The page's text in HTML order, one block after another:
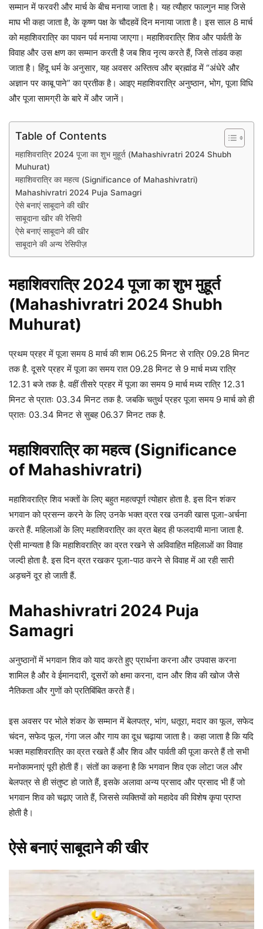
सम्मान में फरवरी और मार्च के बीच मनाया जाता है। यह त्यौहार फाल्गुन माह जिसे
माघ भी कहा जाता है, के कृष्ण पक्ष के चौदहवें दिन मनाया जाता है। इस साल 8 मार्च
को महाशिवरात्रि का पावन पर्व मनाया जाएगा। महाशिवरात्रि शिव और पार्वती के
विवाह और उस क्षण का सम्मान करती है जब शिव नृत्य करते हैं, जिसे तांडव कहा
जाता है। हिंदू धर्म के अनुसार, यह अवसर अस्तित्व और ब्रह्मांड में “अंधेरे और
अज्ञान पर काबू पाने” का प्रतीक है। आइए महाशिवरात्रि अनुष्ठान, भोग, पूजा विधि
और पूजा सामग्री के बारे में और जानें।
Table of Contents
महाशिवरात्रि 2024 पूजा का शुभ मुहूर्त (Mahashivratri 2024 Shubh
Muhurat)
महाशिवरात्रि का महत्व (Significance of Mahashivratri)
Mahashivratri 2024 Puja Samagri
ऐसे बनाएं साबूदाने की खीर
साबूदाना खीर की रेसिपी
ऐसे बनाएं साबूदाने की खीर
साबूदाने की अन्य रेसिपीज़
महाशिवरात्रि 2024 पूजा का शुभ मुहूर्त
(Mahashivratri 2024 Shubh
Muhurat)
प्रथम प्रहर में पूजा समय 8 मार्च की शाम 06.25 मिनट से रात्रि 09.28 मिनट
तक है. दूसरे प्रहर में पूजा का समय रात 09.28 मिनट से 9 मार्च मध्य रात्रि
12.31 बजे तक है. वहीं तीसरे प्रहर में पूजा का समय 9 मार्च मध्य रात्रि 12.31
मिनट से प्रातः 03.34 मिनट तक है. जबकि चतुर्थ प्रहर पूजा समय 9 मार्च को ही
प्रातः 03.34 मिनट से सुबह 06.37 मिनट तक है.
महाशिवरात्रि का महत्व (Significance
of Mahashivratri)
महाशिवरात्रि शिव भक्तों के लिए बहुत महत्वपूर्ण त्योहार होता है. इस दिन शंकर
भगवान को प्रसन्न करने के लिए उनके भक्त व्रत रख उनकी खास पूजा-अर्चना
करते हैं. महिलाओं के लिए महाशिवरात्रि का व्रत बेहद ही फलदायी माना जाता है.
ऐसी मान्यता है कि महाशिवरात्रि का व्रत रखने से अविवाहित महिलाओं का विवाह
जल्दी होता है. इस दिन व्रत रखकर पूजा-पाठ करने से विवाह में आ रही सारी
अड़चनें दूर हो जाती हैं.
Mahashivratri 2024 Puja
Samagri
अनुष्ठानों में भगवान शिव को याद करते हुए प्रार्थना करना और उपवास करना
शामिल है और वे ईमानदारी, दूसरों को क्षमा करना, दान और शिव की खोज जैसे
नैतिकता और गुणों को प्रतिबिंबित करते हैं।
इस अवसर पर भोले शंकर के सम्मान में बेलपत्र, भांग, धतूरा, मदार का फूल, सफेद
चंदन, सफेद फूल, गंगा जल और गाय का दूध चढ़ाया जाता है। कहा जाता है कि यदि
भक्त महाशिवरात्रि का व्रत रखते हैं और शिव और पार्वती की पूजा करते हैं तो सभी
मनोकामनाएं पूरी होती हैं। संतों का कहना है कि भगवान शिव एक लोटा जल और
बेलपत्र से ही संतुष्ट हो जाते हैं, इसके अलावा अन्य प्रसाद और प्रसाद भी हैं जो
भगवान शिव को चढ़ाए जाते हैं, जिससे व्यक्तियों को महादेव की विशेष कृपा प्राप्त
होती है।
ऐसे बनाएं साबूदाने की खीर